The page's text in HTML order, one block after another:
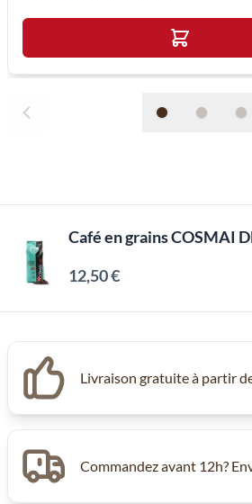
Café en grains COSMAI
12,50 €
Livraison gratuite à partir
Commandez avant 12h?